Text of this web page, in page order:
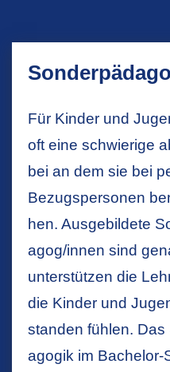
Für Kin­der und
oft eine schwie­ri­ge
bei an dem sie bei
Be­zugs­per­so­nen
hen. Aus­ge­bil­de­te
agog/innen sind
un­ter­stüt­zen die
die Kin­der und
stan­den füh­len.
ago­gik im Ba­che­lor-